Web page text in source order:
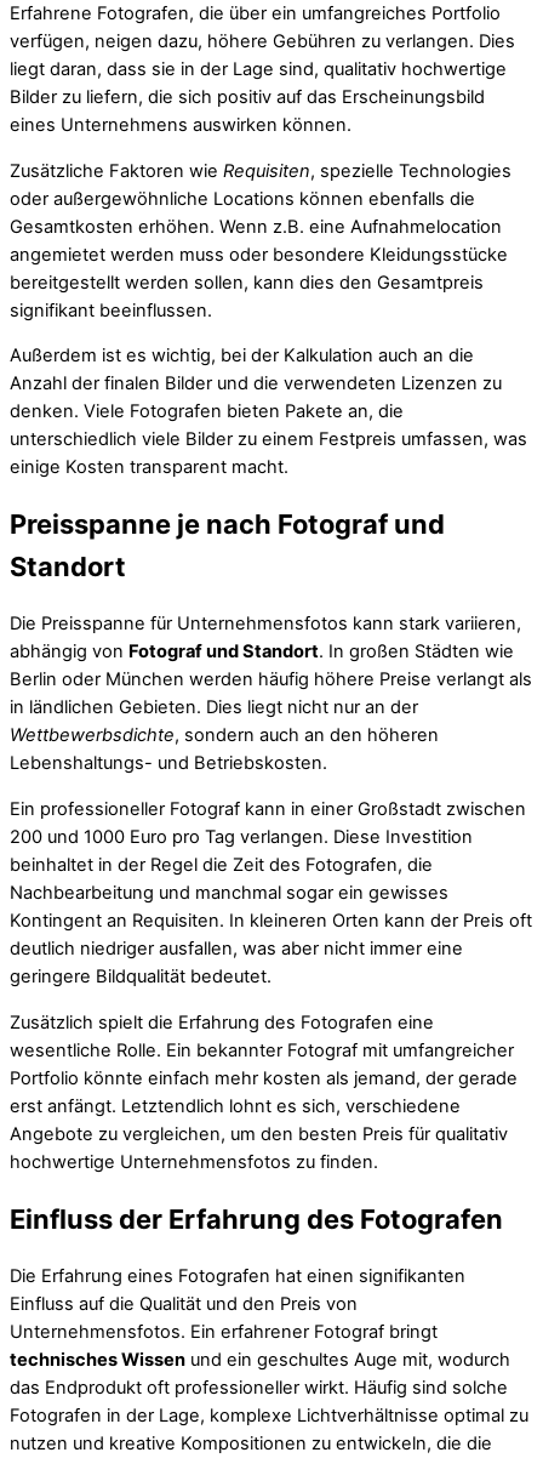
Erfahrene Fotografen, die über ein umfangreiches Portfolio
verfügen, neigen dazu, höhere Gebühren zu verlangen. Dies
liegt daran, dass sie in der Lage sind, qualitativ hochwertige
Bilder zu liefern, die sich positiv auf das Erscheinungsbild
eines Unternehmens auswirken können.
Zusätzliche Faktoren wie Requisiten, spezielle Technologies
oder außergewöhnliche Locations können ebenfalls die
Gesamtkosten erhöhen. Wenn z.B. eine Aufnahmelocation
angemietet werden muss oder besondere Kleidungsstücke
bereitgestellt werden sollen, kann dies den Gesamtpreis
signifikant beeinflussen.
Außerdem ist es wichtig, bei der Kalkulation auch an die
Anzahl der finalen Bilder und die verwendeten Lizenzen zu
denken. Viele Fotografen bieten Pakete an, die
unterschiedlich viele Bilder zu einem Festpreis umfassen, was
einige Kosten transparent macht.
Preisspanne je nach Fotograf und
Standort
Die Preisspanne für Unternehmensfotos kann stark variieren,
abhängig von Fotograf und Standort. In großen Städten wie
Berlin oder München werden häufig höhere Preise verlangt als
in ländlichen Gebieten. Dies liegt nicht nur an der
Wettbewerbsdichte, sondern auch an den höheren
Lebenshaltungs- und Betriebskosten.
Ein professioneller Fotograf kann in einer Großstadt zwischen
200 und 1000 Euro pro Tag verlangen. Diese Investition
beinhaltet in der Regel die Zeit des Fotografen, die
Nachbearbeitung und manchmal sogar ein gewisses
Kontingent an Requisiten. In kleineren Orten kann der Preis oft
deutlich niedriger ausfallen, was aber nicht immer eine
geringere Bildqualität bedeutet.
Zusätzlich spielt die Erfahrung des Fotografen eine
wesentliche Rolle. Ein bekannter Fotograf mit umfangreicher
Portfolio könnte einfach mehr kosten als jemand, der gerade
erst anfängt. Letztendlich lohnt es sich, verschiedene
Angebote zu vergleichen, um den besten Preis für qualitativ
hochwertige Unternehmensfotos zu finden.
Einfluss der Erfahrung des Fotografen
Die Erfahrung eines Fotografen hat einen signifikanten
Einfluss auf die Qualität und den Preis von
Unternehmensfotos. Ein erfahrener Fotograf bringt
technisches Wissen und ein geschultes Auge mit, wodurch
das Endprodukt oft professioneller wirkt. Häufig sind solche
Fotografen in der Lage, komplexe Lichtverhältnisse optimal zu
nutzen und kreative Kompositionen zu entwickeln, die die